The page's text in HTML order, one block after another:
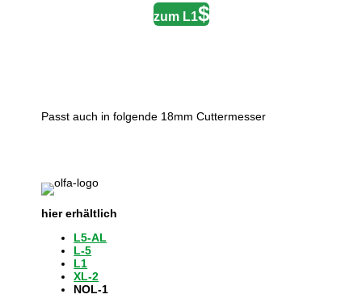
zum L1
Passt auch in folgende 18mm Cuttermesser
hier erhältlich
L5-AL
L-5
L1
XL-2
NOL-1